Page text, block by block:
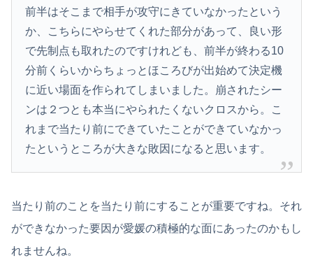
前半はそこまで相手が攻守にきていなかったという
か、こちらにやらせてくれた部分があって、良い形
で先制点も取れたのですけれども、前半が終わる10
分前くらいからちょっとほころびが出始めて決定機
に近い場面を作られてしまいました。崩されたシー
ンは２つとも本当にやられたくないクロスから。こ
れまで当たり前にできていたことができていなかっ
たというところが大きな敗因になると思います。
当たり前のことを当たり前にすることが重要ですね。それ
ができなかった要因が愛媛の積極的な面にあったのかもし
れませんね。